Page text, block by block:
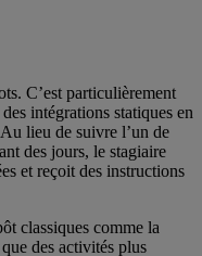
C’est particulièrement
intégrations statiques en
lieu de suivre l’un de
des jours, le stagiaire
et reçoit des instructions
classiques comme la
des activités plus